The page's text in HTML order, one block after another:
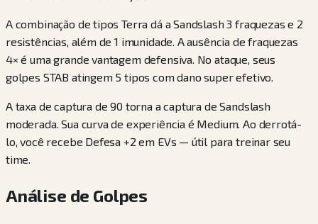
A combinação de tipos Terra dá a Sandslash 3 fraquezas e 2
resistências, além de 1 imunidade. A ausência de fraquezas
4× é uma grande vantagem defensiva. No ataque, seus
golpes STAB atingem 5 tipos com dano super efetivo.
A taxa de captura de 90 torna a captura de Sandslash
moderada. Sua curva de experiência é Medium. Ao derrotá-
lo, você recebe Defesa +2 em EVs — útil para treinar seu
time.
Análise de Golpes